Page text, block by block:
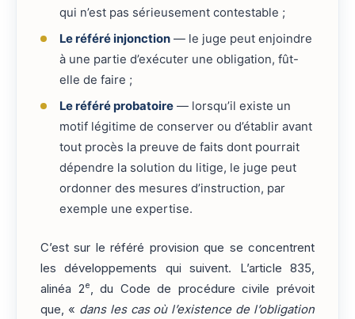
qui n’est pas sérieusement contestable ;
Le référé injonction— le juge peut enjoindre
à une partie d’exécuter une obligation, fût-
elle de faire ;
Le référé probatoire— lorsqu’il existe un
motif légitime de conserver ou d’établir avant
tout procès la preuve de faits dont pourrait
dépendre la solution du litige, le juge peut
ordonner des mesures d’instruction, par
exemple une expertise.
C’est sur le référé provision que se concentrent
les développements qui suivent. L’article 835,
alinéa 2e, du Code de procédure civile prévoit
que, « dans les cas où l’existence de l’obligation